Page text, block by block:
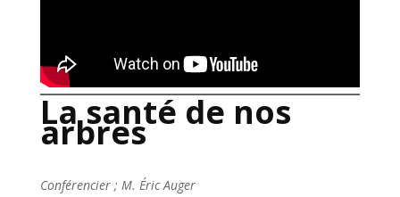
La santé de nos
arbres
Conférencier ; M. Éric Auger